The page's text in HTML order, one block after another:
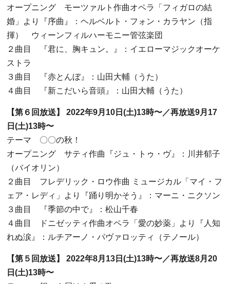
オープニング モーツァルト作曲オペラ「フィガロの結
婚」より『序曲』：ヘルベルト・フォン・カラヤン（指
揮） ウィーンフィルハーモニー管弦楽団
２曲目 『君に、胸キュン。』：イエローマジックオーケ
ストラ
３曲目 『赤とんぼ』：山田大輔（うた）
４曲目 『新こだいら音頭』：山田大輔（うた）
【第６回放送】 2022年9月 10 日(土)13時〜／再放送9月 17
日(土)13時〜
テーマ 〇〇の秋！
オープニング サティ作曲『ジュ・トゥ・ヴ』：川井郁子
（バイオリン）
２曲目 フレデリック・ロウ作曲 ミュージカル「マイ・フ
ェア・レディ」より『踊り明かそう』：マーニ・ニクソン
３曲目 『季節の中で』：松山千春
４曲目 ドニゼッティ作曲オペラ「愛の妙薬」より『人知
れぬ涙』：ルチアーノ・パヴァロッティ（テノール）
【第５回放送】 2022年8月 13 日(土)13時〜／再放送8月20
日(土)13時〜